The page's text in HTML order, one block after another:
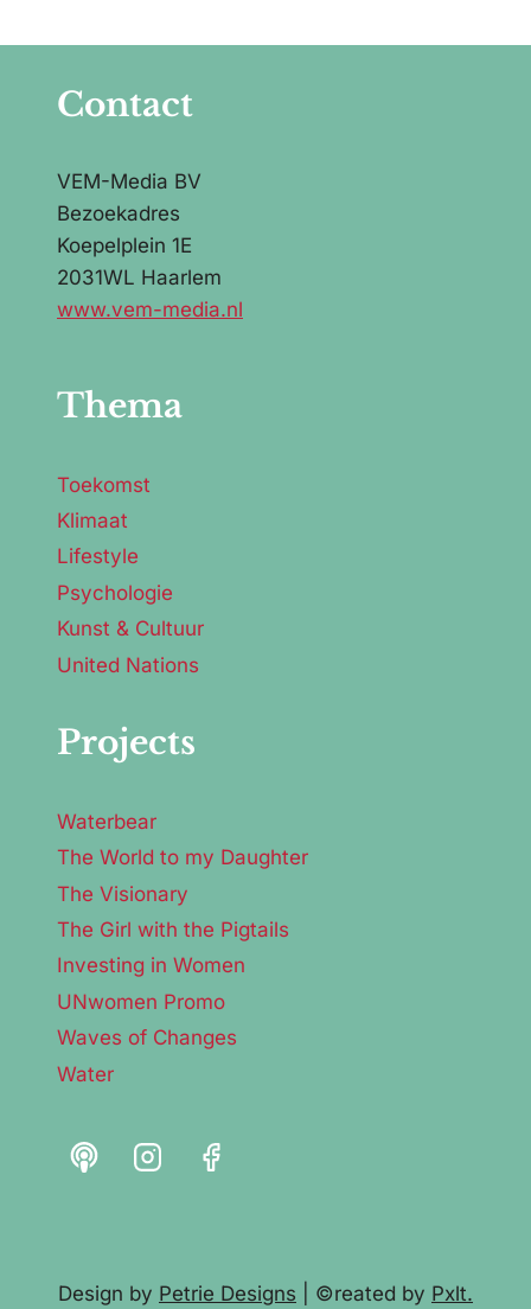
Contact
VEM-Media BV
Bezoekadres
Koepelplein 1E
2031WL Haarlem
www.vem-media.nl
Thema
Toekomst
Klimaat
Lifestyle
Psychologie
Kunst & Cultuur
United Nations
Projects
Waterbear
The World to my Daughter
The Visionary
The Girl with the Pigtails
Investing in Women
UNwomen Promo
Waves of Changes
Water
Design by Petrie Designs | ©reated by Pxlt.